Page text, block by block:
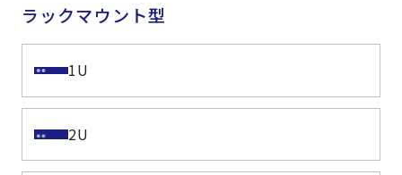
ラックマウント型
1U
2U